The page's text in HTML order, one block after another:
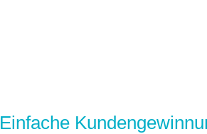
Einfache